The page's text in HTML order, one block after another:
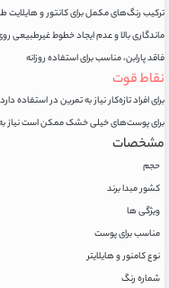
ترکیب رنگ‌های مکمل برای کانتور و هایلایت
ماندگاری بالا و عدم ایجاد خطوط غیرطبیعی
فاقد پارابن، مناسب برای استفاده روزانه
نقاط قوت
برای افراد تازه‌کار نیاز به تمرین در استفاده دارد
برای پوست‌های خیلی خشک ممکن است نیاز
مشخصات
حجم
کشور مبدا برند
ویژگی ها
مناسب برای پوست
نوع کامنور و هایلایتر
شماره رنگ